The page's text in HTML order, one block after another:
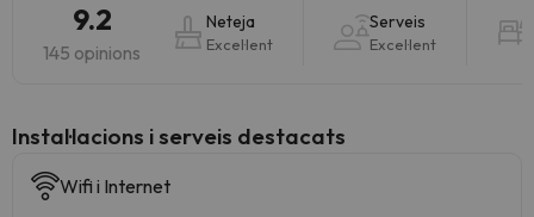
9.2
145 opinions
Neteja
Excel·lent
Serveis
Excel·lent
Instal·lacions i serveis destacats
Wifi i Internet